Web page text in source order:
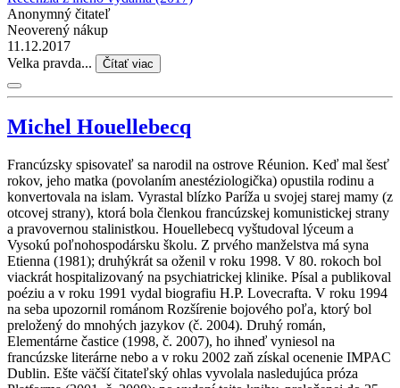
Anonymný čitateľ
Neoverený nákup
11.12.2017
Velka pravda...
Čítať viac
Michel Houellebecq
Francúzsky spisovateľ sa narodil na ostrove Réunion. Keď mal šesť
rokov, jeho matka (povolaním anestéziologička) opustila rodinu a
konvertovala na islam. Vyrastal blízko Paríža u svojej starej mamy (z
otcovej strany), ktorá bola členkou francúzskej komunistickej strany
a pravovernou stalinistkou. Houellebecq vyštudoval lýceum a
Vysokú poľnohospodársku školu. Z prvého manželstva má syna
Etienna (1981); druhýkrát sa oženil v roku 1998. V 80. rokoch bol
viackrát hospitalizovaný na psychiatrickej klinike. Písal a publikoval
poéziu a v roku 1991 vydal biografiu H.P. Lovecrafta. V roku 1994
na seba upozornil románom Rozšírenie bojového poľa, ktorý bol
preložený do mnohých jazykov (č. 2004). Druhý román,
Elementárne častice (1998, č. 2007), ho ihneď vyniesol na
francúzske literárne nebo a v roku 2002 zaň získal ocenenie IMPAC
Dublin. Ešte väčší čitateľský ohlas vyvolala nasledujúca próza